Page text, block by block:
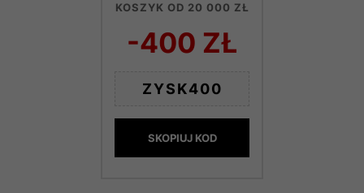
KOSZYK OD 20 000 ZŁ
-400 ZŁ
ZYSK400
SKOPIUJ KOD